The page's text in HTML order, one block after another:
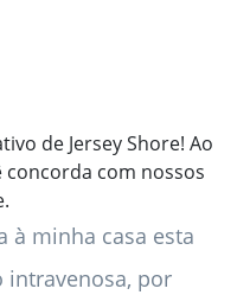
de Jersey Shore! Ao
com nossos
à minha casa esta
intravenosa, por